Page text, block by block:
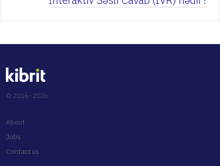
© 2016–2026
About
Jobs
Contact us